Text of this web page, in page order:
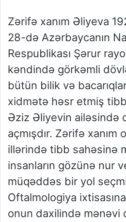
Zərifə xanım Əliyeva
28-də Azərbaycanın
Respublikası Şərur
kəndində görkəmli
bütün bilik və
xidmətə həsr etmiş
Əziz Əliyevin ailəsində
açmışdır. Zərifə xanım
illərində tibb sahəsinə
insanların gözünə nur
müqəddəs bir yol
Oftalmologiya ixtisasına
onun daxilində mənəvi